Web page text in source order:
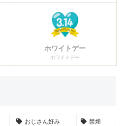
ホワイトデー
ホワイトデー
おじさん好み 禁煙